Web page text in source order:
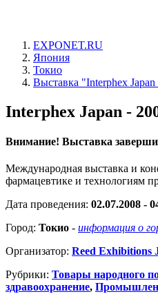
EXPONET.RU
Япония
Токио
Выставка "Interphex
Interphex Japan -
Внимание! Выставка
Международная выставка и
фармацевтике и технологиям
Дата проведения: 02.07.2008 -
Город: Токио - информация о
Организатор: Reed Exhibitions
Рубрики: Товары народного
здравоохранение,